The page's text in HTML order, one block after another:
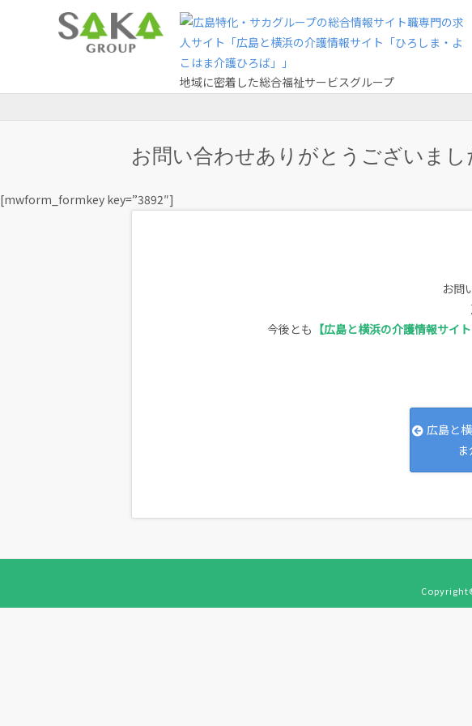
地域に密着した総合福祉サービスグループ
お問い合わせありがとうございまし
[mwform_formkey key=”3892″]
お問
今後とも
広島と横浜の介護情報サイ
広島と